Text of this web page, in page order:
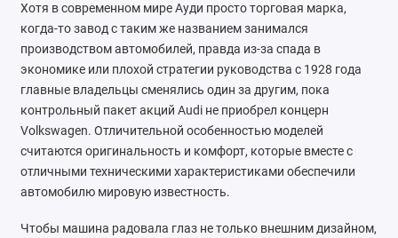
Mini
Mitsubishi
Nissan
Omoda
Opel
Хотя в современном мире Ауди просто торговая марка,
когда-то завод с таким же названием занимался
производством автомобилей, правда из-за спада в
экономике или плохой стратегии руководства с 1928 года
главные владельцы сменялись один за другим, пока
контрольный пакет акций Audi не приобрел концерн
Volkswagen. Отличительной особенностью моделей
считаются оригинальность и комфорт, которые вместе с
отличными техническими характеристиками обеспечили
автомобилю мировую известность.
Чтобы машина радовала глаз не только внешним дизайном,